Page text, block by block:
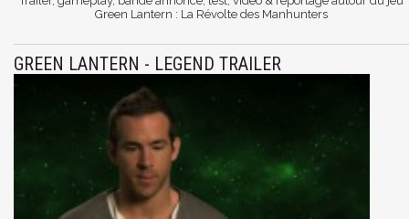
Green Lantern : La Révolte des Manhunters
GREEN LANTERN - LEGEND TRAILER